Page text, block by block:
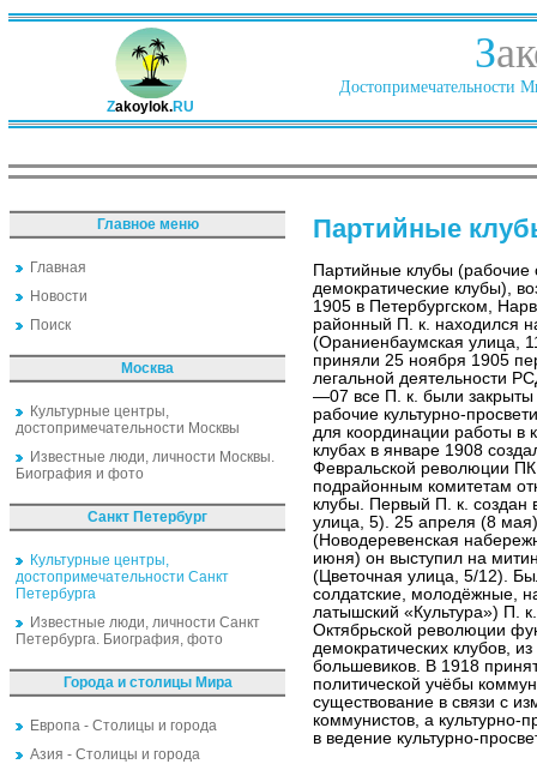
Zakoylok.RU
З
Достопримечательности
Главное меню
Главная
Новости
Поиск
Москва
Культурные центры,
достопримечательности Москвы
Известные люди, личности Москвы.
Биография и фото
Санкт Петербург
Культурные центры,
достопримечательности Санкт
Петербурга
Известные люди, личности Санкт
Петербурга. Биография, фото
Города и столицы Мира
Европа - Столицы и города
Азия - Столицы и города
Партийные
Партийные клубы (рабочие
демократические клубы),
1905 в Петербургском,
районный П. к. находился
(Ораниенбаумская улица,
приняли 25 ноября 1905
легальной деятельности
—07 все П. к. были
рабочие культурно-
для координации работы в
клубах в январе 1908
Февральской революции
подрайонным комитетам
клубы. Первый П. к. создан
улица, 5). 25 апреля (8
(Новодеревенская
июня) он выступил на
(Цветочная улица, 5/12).
солдатские, молодёжные,
латышский «Культура») П.
Октябрьской революции
демократических клубов,
большевиков. В 1918
политической учёбы
существование в связи с
коммунистов, а культурно-
в ведение культурно-